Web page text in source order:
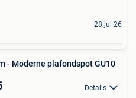
28 jul 26
- Moderne plafondspot GU10
Details